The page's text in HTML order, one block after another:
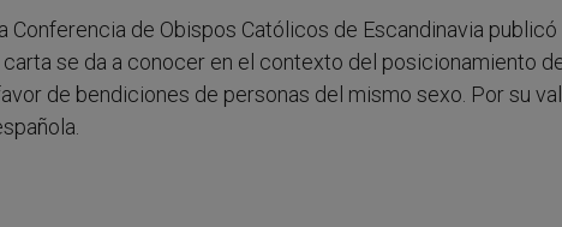
Conferencia de Obispos Católicos de Escandinavia publicó
se da a conocer en el contexto del posicionamiento
de bendiciones de personas del mismo sexo. Por su